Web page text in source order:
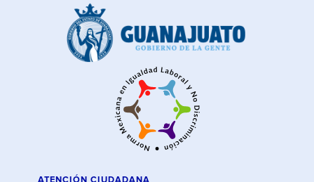
ATENCIÓN CIUDADANA